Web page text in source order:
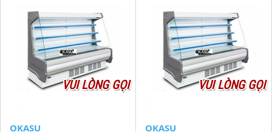
VUI LÒNG GỌI
OKASU
VUI LÒNG GỌI
OKASU